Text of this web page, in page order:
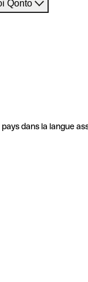
Qonto
dans la langue